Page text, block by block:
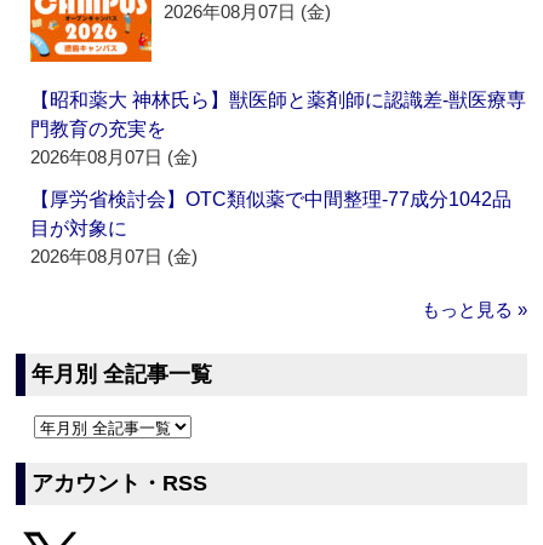
2026年08月07日 (金)
【昭和薬大 神林氏ら】獣医師と薬剤師に認識差‐獣医療専
門教育の充実を
2026年08月07日 (金)
【厚労省検討会】OTC類似薬で中間整理‐77成分1042品
目が対象に
2026年08月07日 (金)
もっと見る »
年月別 全記事一覧
アカウント・RSS